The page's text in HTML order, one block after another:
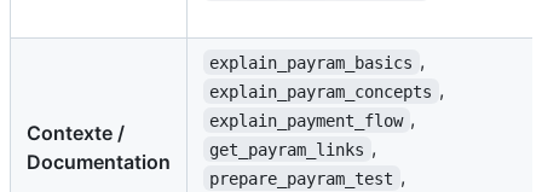
Contexte /
Documentation
explain_payram_basics ,
explain_payram_concepts ,
explain_payment_flow ,
get_payram_links ,
prepare_payram_test ,